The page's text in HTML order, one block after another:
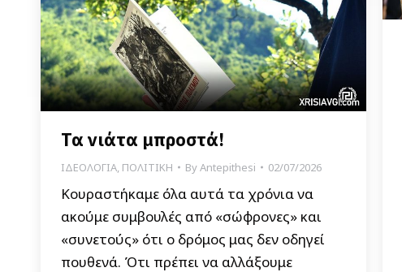
Τα νιάτα μπροστά!
ΙΔΕΟΛΟΓΙΑ, ΠΟΛΙΤΙΚΗ ByAntepithesi 02/07/2026
Κουραστήκαμε όλα αυτά τα χρόνια να
ακούμε συμβουλές από «σώφρονες» και
«συνετούς» ότι ο δρόμος μας δεν οδηγεί
πουθενά. Ότι πρέπει να αλλάξουμε